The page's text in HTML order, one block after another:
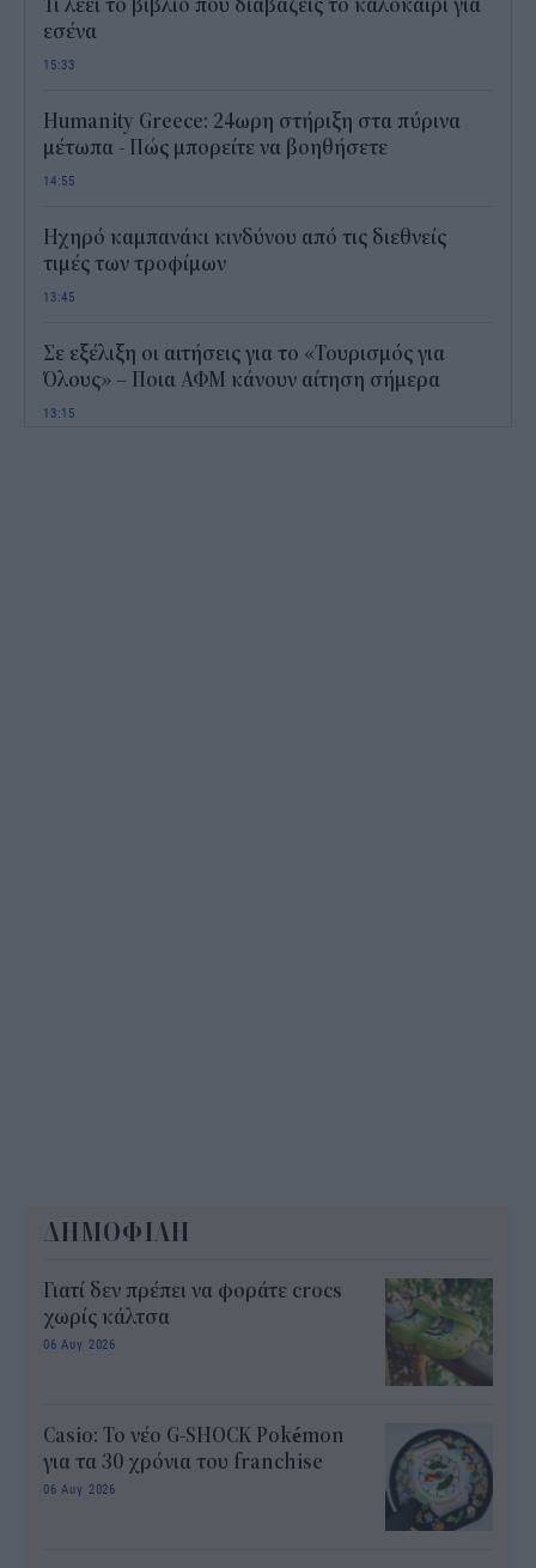
Τι λέει το βιβλίο που διαβάζεις το καλοκαίρι για
εσένα
15:33
Humanity Greece: 24ωρη στήριξη στα πύρινα
μέτωπα - Πώς μπορείτε να βοηθήσετε
14:55
Ηχηρό καμπανάκι κινδύνου από τις διεθνείς
τιμές των τροφίμων
13:45
Σε εξέλιξη οι αιτήσεις για το «Τουρισμός για
Όλους» – Ποια ΑΦΜ κάνουν αίτηση σήμερα
13:15
ΔΗΜΟΦΙΛΗ
Γιατί δεν πρέπει να φοράτε crocs
χωρίς κάλτσα
06 Αυγ 2026
Casio: Το νέο G-SHOCK Pokémon
για τα 30 χρόνια του franchise
06 Αυγ 2026